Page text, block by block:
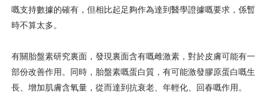
嘅支持數據的確有，但相比起足夠作為達到醫學證據嘅要求，係暫
時不算太多。
有關胎盤素研究裏面，發現裏面含有嘅雌激素，對於皮膚可能有一
部份改善作用。同時，胎盤素嘅蛋白質，有可能激發膠原蛋白嘅生
長、增加肌膚含氧量，從而達到抗衰老、年輕化、回春嘅作用。